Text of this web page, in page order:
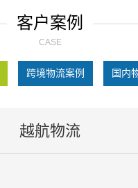
客户案例
CASE
跨境物流案例 国内
越航物流